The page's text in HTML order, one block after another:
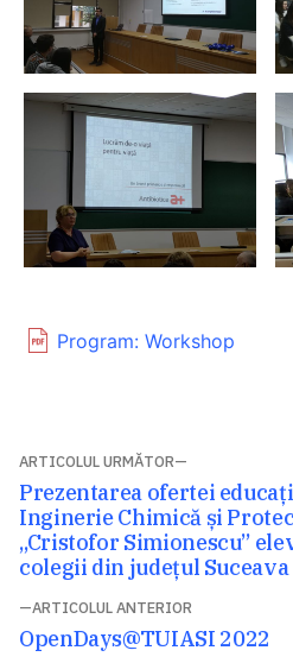
Program: Workshop
Navigare
în
articole
ARTICOLUL ANTERIOR
Articolul
OpenDays@TUIASI 2022
ARTICOLUL URMĂTOR
Articolul
următor:
Prezentarea ofertei
Inginerie Chimică și
„Cristofor Simionescu”
colegii din județul Suceava